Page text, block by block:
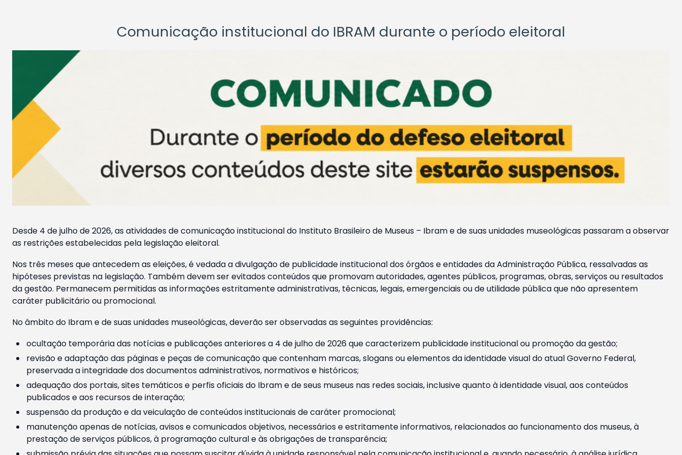
Comunicação institucional do IBRAM durante o período eleitoral
Desde 4 de julho de 2026, as atividades de comunicação institucional do Instituto Brasileiro de Museus – Ibram e de suas unidades museológicas passaram a observar
as restrições estabelecidas pela legislação eleitoral.
Nos três meses que antecedem as eleições, é vedada a divulgação de publicidade institucional dos órgãos e entidades da Administração Pública, ressalvadas as
hipóteses previstas na legislação. Também devem ser evitados conteúdos que promovam autoridades, agentes públicos, programas, obras, serviços ou resultados
da gestão. Permanecem permitidas as informações estritamente administrativas, técnicas, legais, emergenciais ou de utilidade pública que não apresentem
caráter publicitário ou promocional.
No âmbito do Ibram e de suas unidades museológicas, deverão ser observadas as seguintes providências:
ocultação temporária das notícias e publicações anteriores a 4 de julho de 2026 que caracterizem publicidade institucional ou promoção da gestão;
revisão e adaptação das páginas e peças de comunicação que contenham marcas, slogans ou elementos da identidade visual do atual Governo Federal,
preservada a integridade dos documentos administrativos, normativos e históricos;
adequação dos portais, sites temáticos e perfis oficiais do Ibram e de seus museus nas redes sociais, inclusive quanto à identidade visual, aos conteúdos
publicados e aos recursos de interação;
suspensão da produção e da veiculação de conteúdos institucionais de caráter promocional;
manutenção apenas de notícias, avisos e comunicados objetivos, necessários e estritamente informativos, relacionados ao funcionamento dos museus, à
prestação de serviços públicos, à programação cultural e às obrigações de transparência;